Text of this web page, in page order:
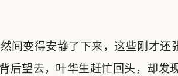
间变得安静了下来，这些刚才还
后望去，叶华生赶忙回头，却发